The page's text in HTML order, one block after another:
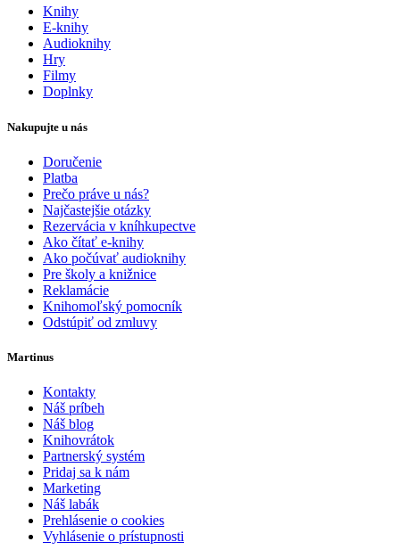
Knihy
E-knihy
Audioknihy
Hry
Filmy
Doplnky
Nakupujte u nás
Doručenie
Platba
Prečo práve u nás?
Najčastejšie otázky
Rezervácia v kníhkupectve
Ako čítať e-knihy
Ako počúvať audioknihy
Pre školy a knižnice
Reklamácie
Knihomoľský pomocník
Odstúpiť od zmluvy
Martinus
Kontakty
Náš príbeh
Náš blog
Knihovrátok
Partnerský systém
Pridaj sa k nám
Marketing
Náš labák
Prehlásenie o cookies
Vyhlásenie o prístupnosti